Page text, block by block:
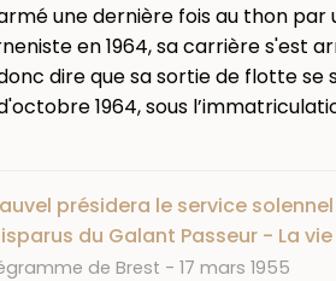
une dernière fois au thon par
en 1964, sa carrière s'est
dire que sa sortie de flotte se
1964, sous
présidera le service
du Galant Passeur - La
de Brest Date
17 mars 1955